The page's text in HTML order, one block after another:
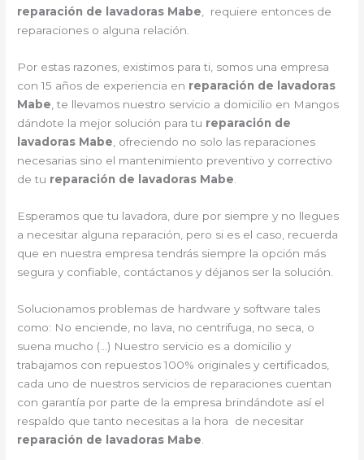
reparación de lavadoras Mabe , requiere entonces de
reparaciones o alguna relación.
Por estas razones, existimos para ti, somos una empresa
con 15 años de experiencia en reparación de lavadoras
Mabe , te llevamos nuestro servicio a domicilio en Mangos
dándote la mejor solución para tu reparación de
lavadoras Mabe , ofreciendo no solo las reparaciones
necesarias sino el mantenimiento preventivo y correctivo
de tu reparación de lavadoras Mabe
Esperamos que tu lavadora, dure por siempre y no llegues
a necesitar alguna reparación, pero si es el caso, recuerda
que en nuestra empresa tendrás siempre la opción más
segura y confiable, contáctanos y déjanos ser la solución.
Solucionamos problemas de hardware y software tales
como: No enciende, no lava, no centrifuga, no seca, o
suena mucho (…) Nuestro servicio es a domicilio y
trabajamos con repuestos 100% originales y certificados,
cada uno de nuestros servicios de reparaciones cuentan
con garantía por parte de la empresa brindándote así el
respaldo que tanto necesitas a la hora de necesitar
reparación de lavadoras Mabe